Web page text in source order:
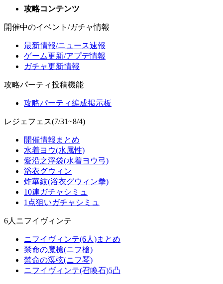
攻略コンテンツ
開催中のイベント/ガチャ情報
最新情報/ニュース速報
ゲーム更新/アプデ情報
ガチャ更新情報
攻略パーティ投稿機能
攻略パーティ編成掲示板
レジェフェス(7/31~8/4)
開催情報まとめ
水着ヨウ(水属性)
愛沿之浮袋(水着ヨウ弓)
浴衣グウィン
炸華紋(浴衣グウィン拳)
10連ガチャシミュ
1点狙いガチャシミュ
6人ニフイヴィンテ
ニフイヴィンテ(6人)まとめ
禁命の魔槍(ニフ槍)
禁命の溟弦(ニフ琴)
ニフイヴィンテ(召喚石)5凸